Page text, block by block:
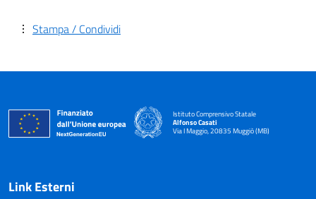
Stampa / Condividi
Istituto Comprensivo Statale
Alfonso Casati
Via I Maggio, 20835 Muggiò (MB)
Link Esterni